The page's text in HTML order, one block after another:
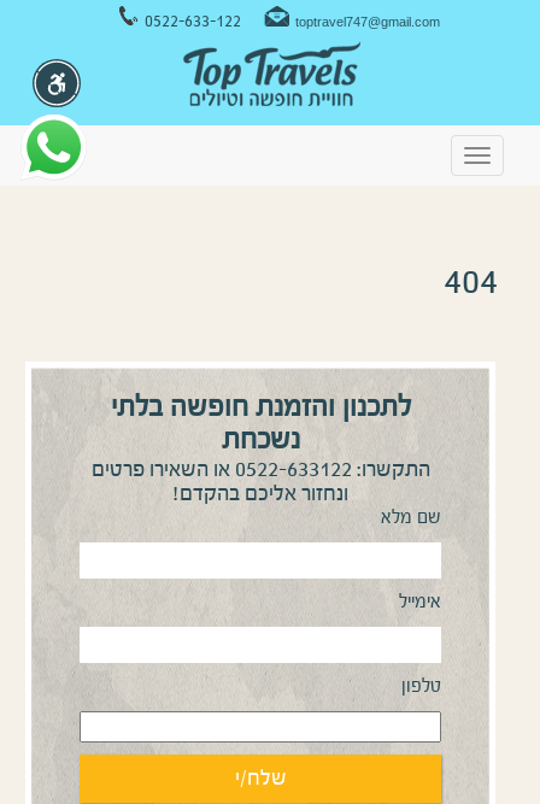
0522-633-122 toptravel747@gmail.com
Toggle
navigation
404
לתכנון והזמנת חופשה בלתי
נשכחת
התקשרו: 0522-633122 או השאירו פרטים
ונחזור אליכם בהקדם!
שם מלא
אימייל
טלפון
ניווט במקלדת